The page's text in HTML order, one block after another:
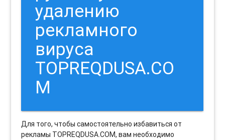
удалению
рекламного
вируса
TOPREQDUSA.CO
M
Для того, чтобы самостоятельно избавиться от
рекламы TOPREQDUSA.COM, вам необходимо